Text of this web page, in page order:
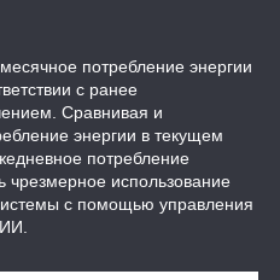
потребление энергии
с ранее
Сравнивая и
энергии в текущем
потребление
чрезмерное использование
с помощью управления